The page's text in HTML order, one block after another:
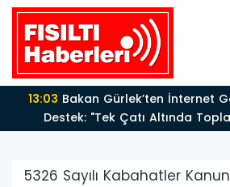
13:03
Destek: "Tek Çatı Altında
Düzenlemeye
5326 Sayılı Kabahatler